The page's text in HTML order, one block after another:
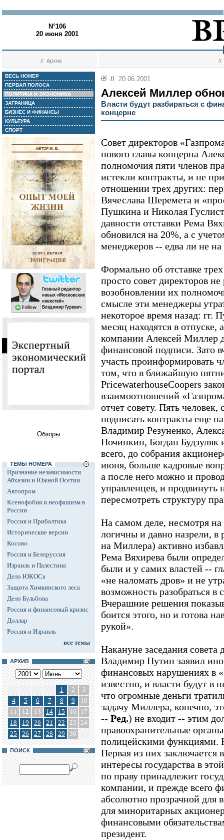
N°106
20 июня 2001
//Архив //
ВЕСЬ НОМЕР
ПЕРВАЯ ПОЛОСА
ПОЛИТИКА И ЭКОНОМИКА
ЗАГРАНИЦА
БИЗНЕС И ФИНАНСЫ
КУЛЬТУРА
СПОРТ
Обзоры
ТЕМЫ НОМЕРА
Признание независимости
Абхазии и Южной Осетии
Автопром
Ксенофобия и неофашизм в
России
Россия и Прибалтика
Исторические версии
Косово
Россия и Белоруссия
Израиль и Палестина
Дело ЮКОСа
Защита Химкинского леса
Дело Бульбова
Россия и финансовый кризис
Доллар
Россия и Израиль
все темы
АРХИВ
1 2
3
4
5 6 7 8 9
10
11
12 13 14 15 16
17
18
19 20 21 22 23 24
25
26 27 28 29 30
ПОИСК
// 20.06.2001
Алексей Миллер
Власти будут разбираться с
концерне
Совет директоров
нового главы концерна
полномочия пяти членов
истекли контракты, и не
отношении трех других:
Вячеслава Шеремета и
Пушкина и Николая
давности отставки Рема
обновился на 20%, а с
менеджеров -- едва ли не на
Формально об отставке
просто совет директоров
возобновлении их
смысле эти менеджеры
некоторое время назад: гг.
месяц находятся в
компании Алексей Миллер
финансовой подписи. Зато
участь проинформировать
том, что в ближайшую
PricewaterhouseCoopers
взаимоотношений
отчет совету. Пять
подписать контракты еще
Владимир Резуненко,
Починкин, Богдан
всего, до собрания
июня, больше кадровые
а после него можно и
управленцев, и продвинуть
пересмотреть структуру
На самом деле, несмотря
логичны и давно назрели,
на Миллера) активно
Рема Вяхирева были
были и у самих властей --
«не наломать дров» и не
возможность разобраться
Вчерашние решения
боится этого, но и готова
рукой».
Накануне заседания совета
Владимир Путин заявил
финансовых нарушениях в
известно, и власти будут в
что огромные деньги
задачу Миллера, конечно,
-- Ред.) не входит -- этим
правоохранительные
полицейскими функциями.
Первая из них заключается
интересы государства в
по праву принадлежит
компании, и прежде всего
абсолютно прозрачной для
для миноритарных
финансовыми
президент.